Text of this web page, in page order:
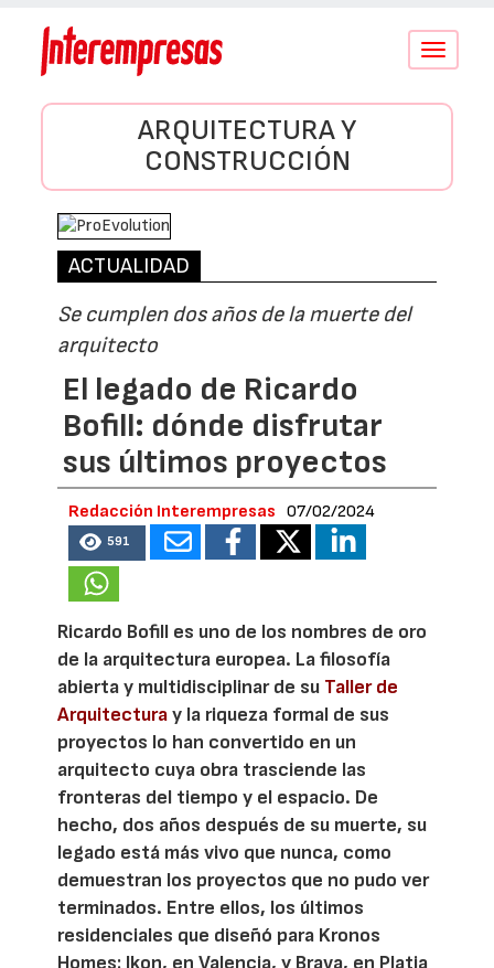
Conmutar
ARQUITECTURA Y
CONSTRUCCIÓN
ACTUALIDAD
Se cumplen dos años de la muerte del
arquitecto
El legado de Ricardo
Bofill: dónde disfrutar
sus últimos proyectos
Redacción Interempresas 07/02/2024
591
Ricardo Bofill es uno de los nombres de oro
de la arquitectura europea. La filosofía
abierta y multidisciplinar de su Taller de
Arquitecturay la riqueza formal de sus
proyectos lo han convertido en un
arquitecto cuya obra trasciende las
fronteras del tiempo y el espacio. De
hecho, dos años después de su muerte, su
legado está más vivo que nunca, como
demuestran los proyectos que no pudo ver
terminados. Entre ellos, los últimos
residenciales que diseñó para Kronos